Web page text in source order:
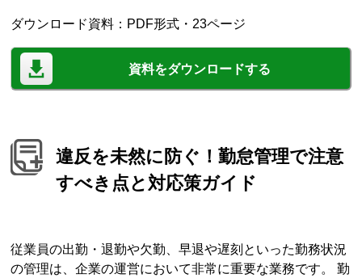
ダウンロード資料：PDF形式・23ページ
資料をダウンロードする
違反を未然に防ぐ！勤怠管理で注意
すべき点と対応策ガイド
従業員の出勤・退勤や欠勤、早退や遅刻といった勤務状況
の管理は、企業の運営において非常に重要な業務です。 勤